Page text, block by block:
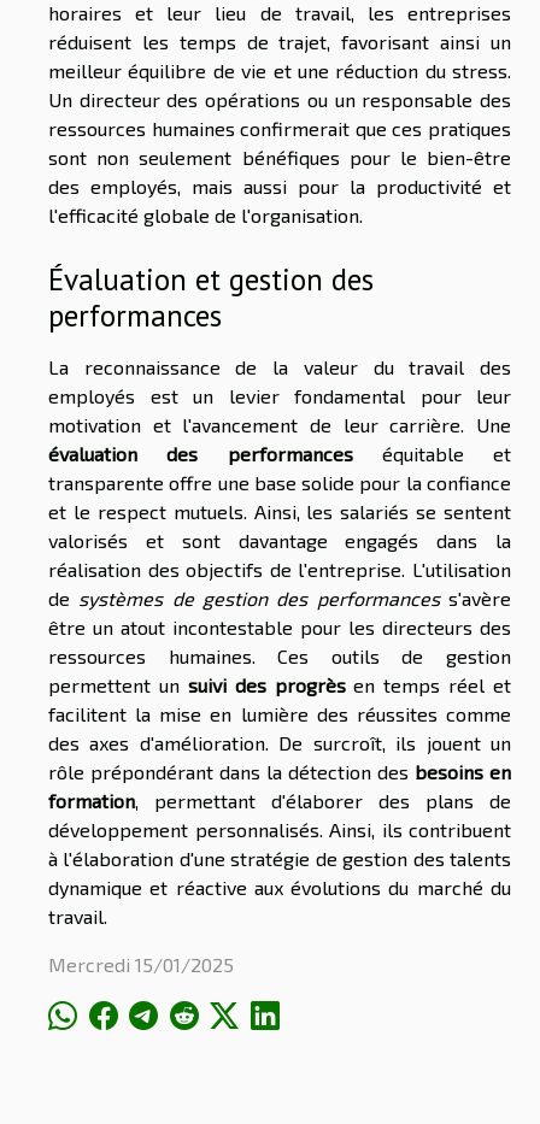
horaires et leur lieu de travail, les entreprises
réduisent les temps de trajet, favorisant ainsi un
meilleur équilibre de vie et une réduction du stress.
Un directeur des opérations ou un responsable des
ressources humaines confirmerait que ces pratiques
sont non seulement bénéfiques pour le bien-être
des employés, mais aussi pour la productivité et
l'efficacité globale de l'organisation.
Évaluation et gestion des
performances
La reconnaissance de la valeur du travail des
employés est un levier fondamental pour leur
motivation et l'avancement de leur carrière. Une
évaluation des performanceséquitable et
transparente offre une base solide pour la confiance
et le respect mutuels. Ainsi, les salariés se sentent
valorisés et sont davantage engagés dans la
réalisation des objectifs de l'entreprise. L'utilisation
de systèmes de gestion des performancess'avère
être un atout incontestable pour les directeurs des
ressources humaines. Ces outils de gestion
permettent un suivi des progrèsen temps réel et
facilitent la mise en lumière des réussites comme
des axes d'amélioration. De surcroît, ils jouent un
rôle prépondérant dans la détection des besoins en
formation , permettant d'élaborer des plans de
développement personnalisés. Ainsi, ils contribuent
à l'élaboration d'une stratégie de gestion des talents
dynamique et réactive aux évolutions du marché du
travail.
Mercredi 15/01/2025